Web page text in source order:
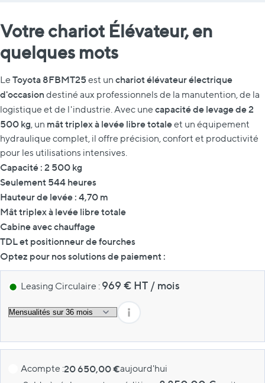
Votre chariot Élévateur, en
quelques mots
Le Toyota 8FBMT25 est un chariot élévateur électrique
d'occasion destiné aux professionnels de la manutention, de la
logistique et de l'industrie. Avec une capacité de levage de 2
500 kg, un mât triplex à levée libre totaleet un équipement
hydraulique complet, il offre précision, confort et productivité
pour les utilisations intensives.
Capacité : 2 500 kg
Seulement 544 heures
Hauteur de levée : 4,70 m
Mât triplex à levée libre totale
Cabine avec chauffage
TDL et positionneur de fourches
Optez pour nos solutions de paiement :
Leasing Circulaire : 969 € HT / mois
Acompte :20 650,00 €aujourd'hui